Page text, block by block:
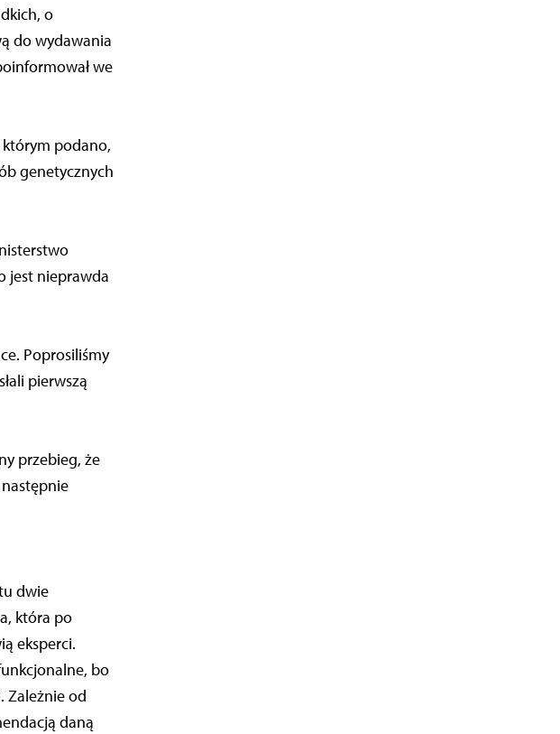
o
do wydawania
we
którym podano,
genetycznych
jest nieprawda
Poprosiliśmy
pierwszą
przebieg, że
dwie
która po
eksperci.
bo
Zależnie od
daną